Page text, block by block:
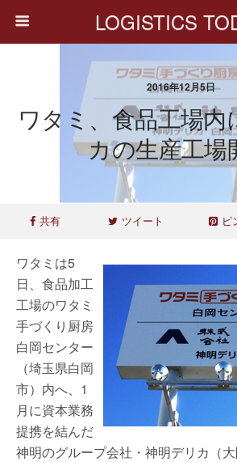
LOGISTICS
2016年12月5日
ワタミ、食品工場内
カの生産工場
共有 ツイート ピ
ワタミは5
日、食品加工
工場のワタミ
手づくり厨房
白岡センター
（埼玉県白岡
市）内へ、1
月に資本業務
提携を結んだ
神明のグループ会社・神明デリカ（